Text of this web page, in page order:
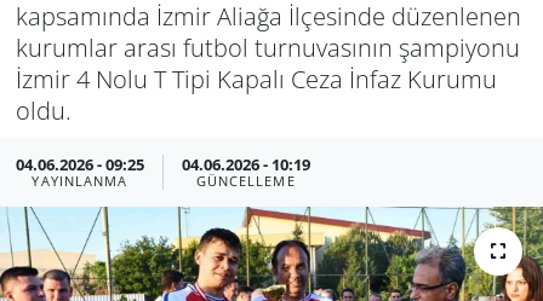
kapsamında İzmir Aliağa İlçesinde düzenlenen
kurumlar arası futbol turnuvasının şampiyonu
İzmir 4 Nolu T Tipi Kapalı Ceza İnfaz Kurumu
oldu.
04.06.2026 - 09:25
YAYINLANMA
04.06.2026 - 10:19
GÜNCELLEME